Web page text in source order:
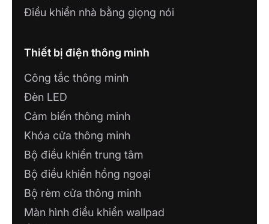
Điều khiển nhà bằng giọng nói
Thiết bị điện thông minh
Công tắc thông minh
Đèn LED
Cảm biến thông minh
Khóa cửa thông minh
Bộ điều khiển trung tâm
Bộ điều khiển hồng ngoại
Bộ rèm cửa thông minh
Màn hình điều khiển wallpad